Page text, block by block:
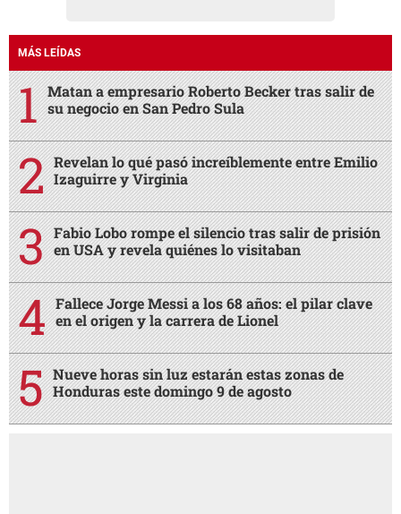
MÁS LEÍDAS
Matan a empresario Roberto Becker tras salir de
su negocio en San Pedro Sula
Revelan lo qué pasó increíblemente entre Emilio
Izaguirre y Virginia
Fabio Lobo rompe el silencio tras salir de prisión
en USA y revela quiénes lo visitaban
Fallece Jorge Messi a los 68 años: el pilar clave
en el origen y la carrera de Lionel
Nueve horas sin luz estarán estas zonas de
Honduras este domingo 9 de agosto